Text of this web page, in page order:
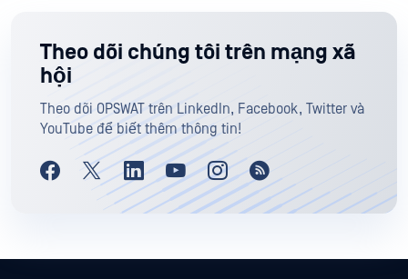
Theo dõi chúng tôi trên mạng xã
hội
Theo dõi OPSWAT trên LinkedIn, Facebook, Twitter và
YouTube để biết thêm thông tin!